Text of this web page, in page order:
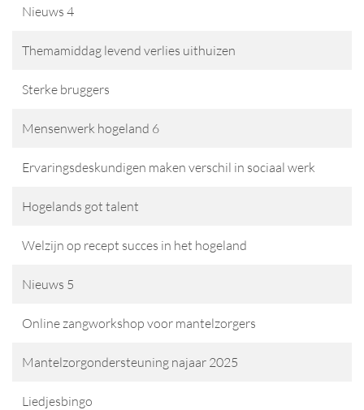
Nieuws 4
Themamiddag levend verlies uithuizen
Sterke bruggers
Mensenwerk hogeland 6
Ervaringsdeskundigen maken verschil in sociaal werk
Hogelands got talent
Welzijn op recept succes in het hogeland
Nieuws 5
Online zangworkshop voor mantelzorgers
Mantelzorgondersteuning najaar 2025
Liedjesbingo